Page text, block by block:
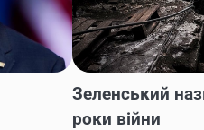
Зеленський
роки війни